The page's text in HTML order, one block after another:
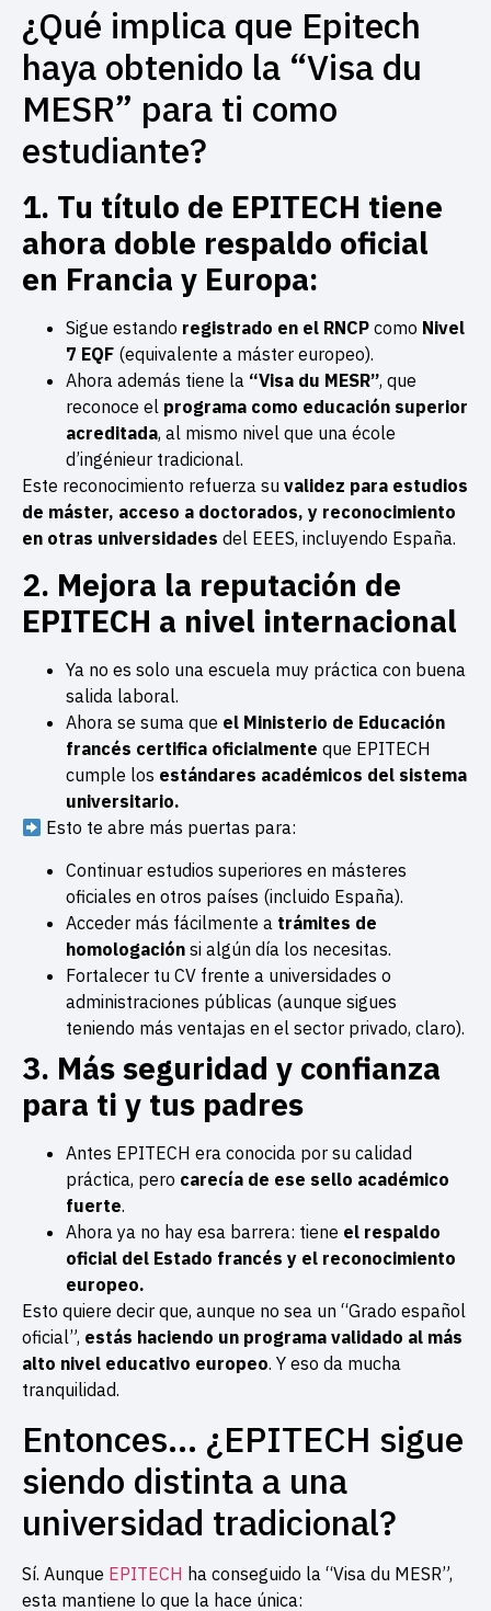
¿Qué implica que Epitech
haya obtenido la “Visa du
MESR” para ti como
estudiante?
1. Tu título de EPITECH tiene
ahora doble respaldo oficial
en Francia y Europa:
Sigue estando registrado en el RNCP como Nivel
7 EQF (equivalente a máster europeo).
Ahora además tiene la “Visa du MESR”, que
reconoce el programa como educación superior
acreditada, al mismo nivel que una école
d’ingénieur tradicional.
Este reconocimiento refuerza su validez para estudios
de máster, acceso a doctorados, y reconocimiento
en otras universidades del EEES, incluyendo España.
2. Mejora la reputación de
EPITECH a nivel internacional
Ya no es solo una escuela muy práctica con buena
salida laboral.
Ahora se suma que el Ministerio de Educación
francés certifica oficialmente que EPITECH
cumple los estándares académicos del sistema
universitario.
Esto te abre más puertas para:
Continuar estudios superiores en másteres
oficiales en otros países (incluido España).
Acceder más fácilmente a trámites de
homologación si algún día los necesitas.
Fortalecer tu CV frente a universidades o
administraciones públicas (aunque sigues
teniendo más ventajas en el sector privado, claro).
3. Más seguridad y confianza
para ti y tus padres
Antes EPITECH era conocida por su calidad
práctica, pero carecía de ese sello académico
fuerte.
Ahora ya no hay esa barrera: tiene el respaldo
oficial del Estado francés y el reconocimiento
europeo.
Esto quiere decir que, aunque no sea un “Grado español
oficial”, estás haciendo un programa validado al más
alto nivel educativo europeo. Y eso da mucha
tranquilidad.
Entonces… ¿EPITECH sigue
siendo distinta a una
universidad tradicional?
Sí. Aunque EPITECH ha conseguido la “Visa du MESR”,
esta mantiene lo que la hace única: